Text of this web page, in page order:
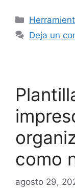
Deja un
como
agosto 29,